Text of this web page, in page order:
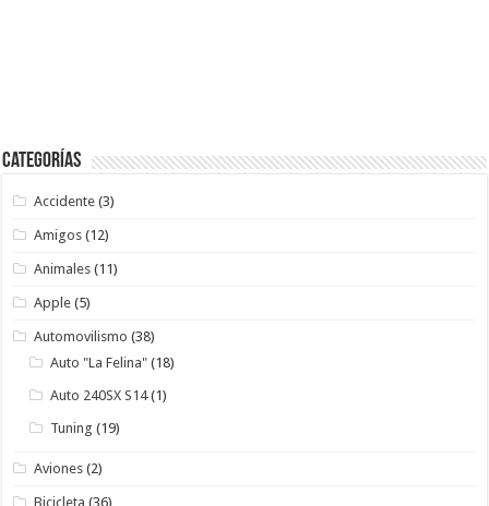
Categorías
Accidente (3)
Amigos (12)
Animales (11)
Apple (5)
Automovilismo (38)
Auto "La Felina" (18)
Auto 240SX S14(1)
Tuning (19)
Aviones (2)
Bicicleta (36)